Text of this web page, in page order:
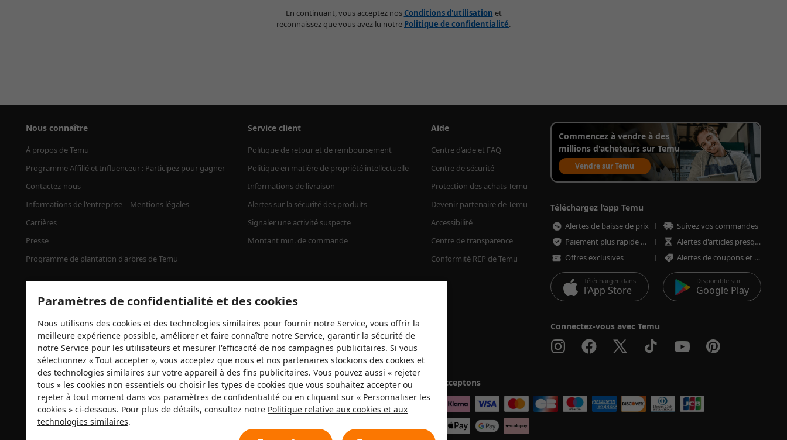
En continuant, vous acceptez nos Conditions d'utilisation et
reconnaissez que vous avez lu notre Politique de confidentialité.
Nous connaître
À propos de Temu
Programme Affilié et Influenceur : Participez pour gagner
Contactez-nous
Informations de l'entreprise – Mentions légales
Carrières
Presse
Programme de plantation d'arbres de Temu
Service client
Politique de retour et de remboursement
Politique en matière de propriété intellectuelle
Informations de livraison
Alertes sur la sécurité des produits
Signaler une activité suspecte
Montant min. de commande
Aide
Centre d’aide et FAQ
Centre de sécurité
Protection des achats Temu
Devenir partenaire de Temu
Accessibilité
Centre de transparence
Conformité REP de Temu
Commencez à vendre à des
millions d'acheteurs sur Temu
Vendre sur Temu
Téléchargez l’app Temu
Alertes de baisse de prix
Suivez vos commandes
Paiement plus rapide et plus sécurisé
Alertes d'articles presque épuisés
Offres exclusives
Alertes de coupons et d'offres
Télécharger dans
l'App Store
Disponible sur
Google Play
Connectez-vous avec Temu
Certificats de sécurité Nous acceptons
Paramètres de confidentialité et des cookies
Nous utilisons des cookies et des technologies similaires pour fournir notre Service, vous offrir la
meilleure expérience possible, améliorer et faire connaître notre Service, garantir la sécurité de
notre Service pour les utilisateurs et mesurer l'efficacité de nos campagnes publicitaires. Si vous
sélectionnez « Tout accepter », vous acceptez que nous et nos partenaires stockions des cookies et
des technologies similaires sur votre appareil à des fins publicitaires. Vous pouvez aussi « rejeter
tous » les cookies non essentiels ou choisir les types de cookies que vous souhaitez accepter ou
rejeter à tout moment dans vos paramètres de confidentialité ou en cliquant sur « Personnaliser les
cookies » ci-dessous. Pour plus de détails, consultez notre Politique relative aux cookies et aux
technologies similaires.